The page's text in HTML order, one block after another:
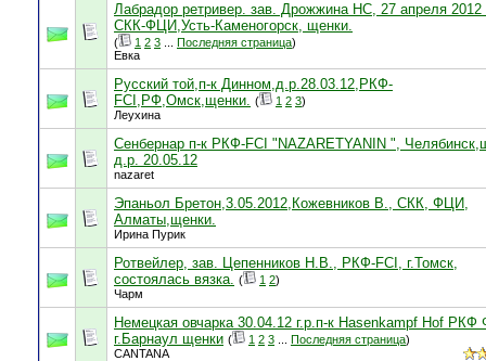
Лабрадор ретривер. зав. Дрожжина НС, 27 апреля 2012
СКК-ФЦИ,Усть-Каменогорск, щенки.
( 1 2 3 Последняя страница)
Евка
Русский той,п-к Динном,д.р.28.03.12,РКФ-
FCI,РФ,Омск,щенки. ( 1 2 3)
Леухина
Сенбернар п-к РКФ-FCI "NAZARETYANIN ",
д.р. 20.05.12
nazaret
Эпаньол Бретон,3.05.2012,Кожевников В., СКК, ФЦИ,
Алматы,щенки.
Ирина Пурик
Ротвейлер, зав. Цепенников Н.В., РКФ-FCI, г.Томск,
состоялась вязка. ( 1 2)
Чарм
Немецкая овчарка 30.04.12 г.р.п-к Hasenkampf Hof
г.Барнаул щенки ( 1 2 3 Последняя страница)
CANTANA